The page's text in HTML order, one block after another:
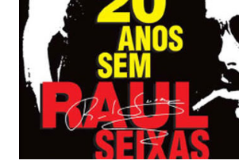
Baixar: 94 MB - ZiP - MP3 - 320 Kbps -
- Google Drive - Box - MEGA - MediaFire